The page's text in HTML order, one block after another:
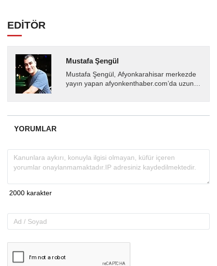
EDİTÖR
Mustafa Şengül
Mustafa Şengül, Afyonkarahisar merkezde
yayın yapan afyonkenthaber.com’da uzun
almakta, haber akışı...
YORUMLAR